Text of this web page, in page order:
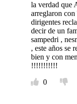
la verdad que
arreglaron
dirigentes
decir de un
sampedri ,
, este años se
bien y con
!!!!!!!!!!!
0